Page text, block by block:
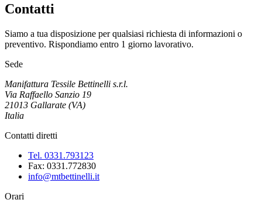
Contatti
Siamo a tua disposizione per qualsiasi richiesta di informazioni o
preventivo. Rispondiamo entro 1 giorno lavorativo.
Sede
Manifattura Tessile Bettinelli s.r.l.
Via Raffaello Sanzio 19
21013 Gallarate (VA)
Italia
Contatti diretti
Tel. 0331.793123
Fax: 0331.772830
info@mtbettinelli.it
Orari